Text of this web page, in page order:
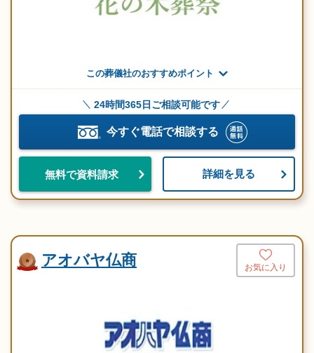
この葬儀社のおすすめポイント
24時間365日ご相談可能です
今すぐ電話で相談する
無料で資料請求 詳細を見る
アオバヤ仏商 お気に入り